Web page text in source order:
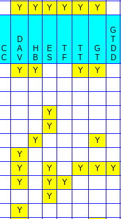
Y Y Y Y Y Y
C
C
D
A
V
H
B
E
S
T
F
T
T
G
T
G
T
D
D
Y Y Y Y
Y
Y
Y Y
Y
Y Y Y Y Y
Y Y Y
Y
Y